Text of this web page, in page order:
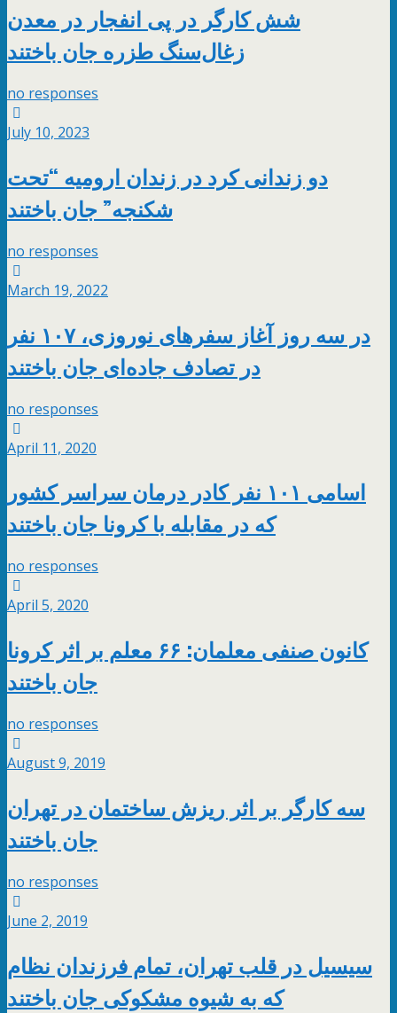
شش کارگر در پی انفجار در معدن
زغال‌سنگ طزره جان باختند
no responses
July 10, 2023
دو زندانی کرد در زندان ارومیه “تحت
شکنجه” جان باختند
no responses
March 19, 2022
در سه روز آغاز سفرهای نوروزی، ۱۰۷ نفر
در تصادف جاده‌ای جان باختند
no responses
April 11, 2020
اسامی ۱۰۱ نفر کادر درمان سراسر کشور
که در مقابله با کرونا جان باختند
no responses
April 5, 2020
کانون صنفی معلمان: ۶۶ معلم بر اثر کرونا
جان باختند
no responses
August 9, 2019
سه کارگر بر اثر ریزش ساختمان در تهران
جان باختند
no responses
June 2, 2019
سیسیل در قلب تهران، تمام فرزندان نظام
که به شیوه مشکوکی جان باختند